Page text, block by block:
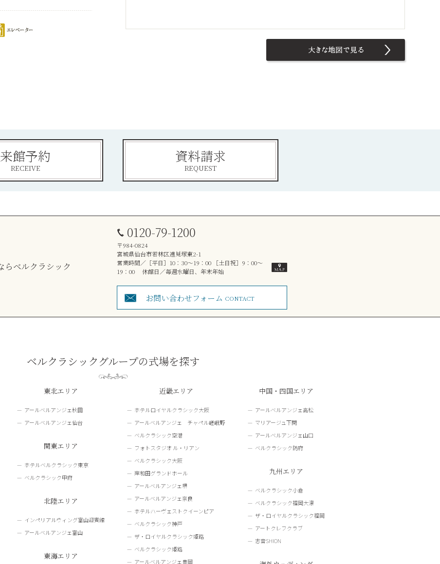
来館予約
RECEIVE
資料請求
REQUEST
0120-79-1200
〒984-0824
宮城県仙台市若林区遠見塚東2-1
営業時間／［平日］10：30～19：00 ［土日祝］9：00～
19：00 休館日／毎週水曜日、年末年始
お問い合わせフォーム CONTACT
ベルクラシックグループの式場を探す
東北エリア
アールベルアンジェ秋田
アールベルアンジェ仙台
関東エリア
ホテルベルクラシック東京
ベルクラシック甲府
北陸エリア
インペリアルウィング富山迎賓館
アールベルアンジェ富山
東海エリア
近畿エリア
ホテルロイヤルクラシック大阪
アールベルアンジェ チャペル嵯峨野
ベルクラシック空港
フォトスタジオ ル・リアン
ベルクラシック大阪
岸和田グランドホール
アールベルアンジェ堺
アールベルアンジェ奈良
ホテルハーヴェストクイーンピア
ベルクラシック神戸
ザ・ロイヤルクラシック姫路
ベルクラシック姫路
アールベルアンジェ豊岡
中国・四国エリア
アールベルアンジェ高松
マリアージュ下関
アールベルアンジェ山口
ベルクラシック防府
九州エリア
ベルクラシック小倉
ベルクラシック福岡大濠
ザ・ロイヤルクラシック福岡
アートクレフクラブ
志音SHION